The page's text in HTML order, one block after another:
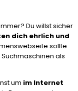
Du willst sicher
dich ehrlich und
sollte
als
um im Internet